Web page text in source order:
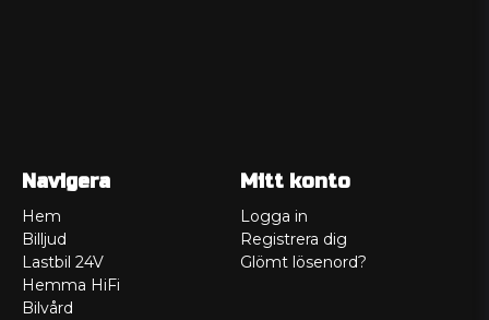
Navigera
Hem
Billjud
Lastbil 24V
Hemma HiFi
Bilvård
Mitt konto
Logga in
Registrera dig
Glömt lösenord?